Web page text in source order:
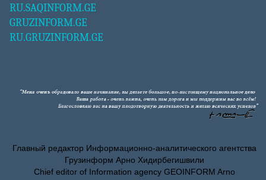
RU.SAQINFORM.GE
GRUZINFORM.GE
RU.GRUZINFORM.GE
Главный редактор Информационно-аналитического агентства
Грузинформ Арно Хидирбегишвили
Chief editor of Information agency GEOINFORM Arno